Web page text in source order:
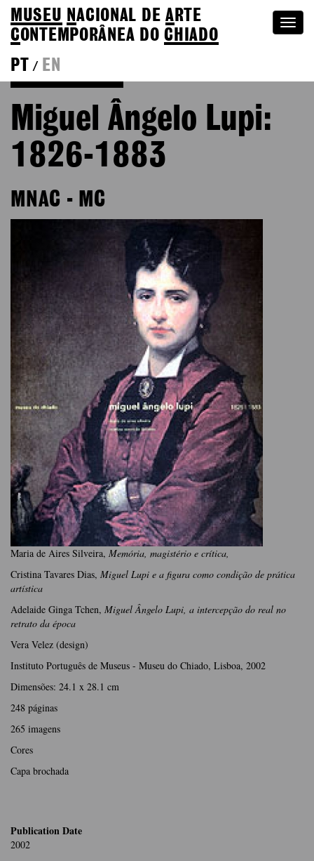
MUSEU NACIONAL DEA RTE
CONTEMPORÂNEA DOCHIADO
PT
/ EN
Miguel Ângelo Lupi:
1826-1883
MNAC - MC
Maria de Aires Silveira, Memória, magistério e crítica,
Cristina Tavares Dias, Miguel Lupi e a figura como condição de prática
artística
Adelaide Ginga Tchen, Miguel Ângelo Lupi, a intercepção do real no
retrato da época
Vera Velez (design)
Instituto Português de Museus - Museu do Chiado, Lisboa, 2002
Dimensões: 24.1 x 28.1 cm
248 páginas
265 imagens
Cores
Capa brochada
Publication Date
2002